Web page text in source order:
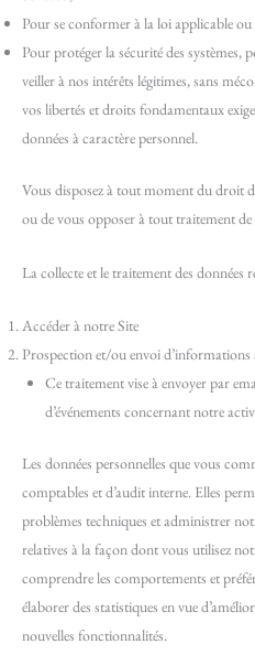
Pour se conformer à la loi applicable
Pour protéger la sécurité des systèmes,
veiller à nos intérêts légitimes, sans
vos libertés et droits fondamentaux
données à caractère personnel.
Vous disposez à tout moment du droit
ou de vous opposer à tout traitement de
La collecte et le traitement des données
Accéder à notre Site
Prospection et/ou envoi d’informations
Ce traitement vise à envoyer par
d’événements concernant notre
Les données personnelles que vous
comptables et d’audit interne. Elles
problèmes techniques et administrer
relatives à la façon dont vous utilisez
comprendre les comportements et
élaborer des statistiques en vue
nouvelles fonctionnalités.